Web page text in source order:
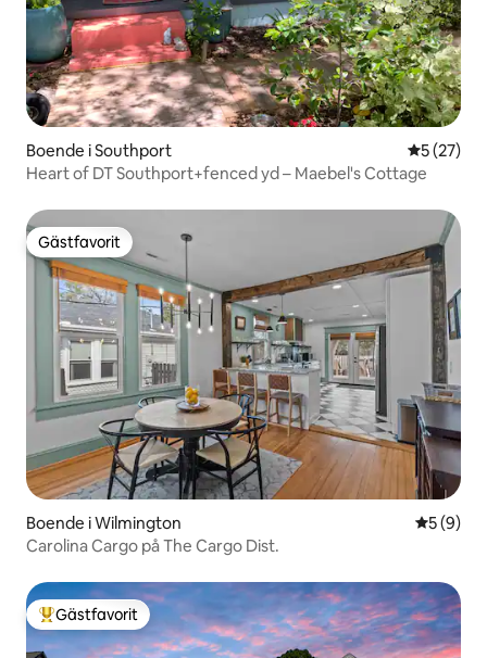
Boende i Southport 5 av 5 i
5 (27)
Heart of DT Southport+fenced yd – Maebel's Cottage
Gästfavorit
Gästfavorit
Boende i Wilmington 5 av 5 i
5 (9)
Carolina Cargo på The Cargo Dist.
Populär gästfavorit
Gästfavorit